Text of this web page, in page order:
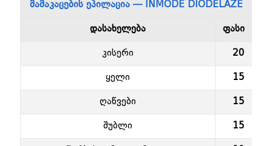
მამაკაცების ეპილაცია — INMODE DIODELAZE
დასახელება ფასი
კისერი 20
ყელი 15
ღაწვები 15
შუბლი 15